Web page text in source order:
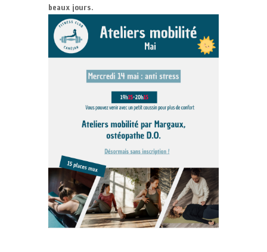
beaux jours.